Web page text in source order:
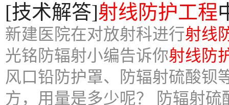
[技术解答]射线防护工程
新建医院在对放射科进行射线
光铭防辐射小编告诉你射线防
风口铅防护罩、防辐射硫酸钡
方，用量是多少呢？ 防辐射